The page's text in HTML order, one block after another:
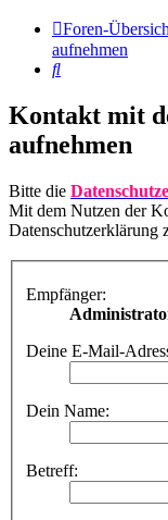
Foren-
aufnehmen
Suche
Kontakt mit
aufnehmen
Bitte die
Mit dem Nutzen der
Datenschutzerklärung
Empfänger:
Deine E-Mail-
Dein Name:
Betreff: